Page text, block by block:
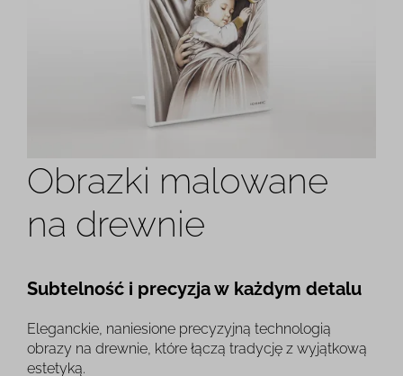
Obrazki malowane
na drewnie
Subtelność i precyzja w każdym detalu
Eleganckie, naniesione precyzyjną technologią
obrazy na drewnie, które łączą tradycję z wyjątkową
estetyką.